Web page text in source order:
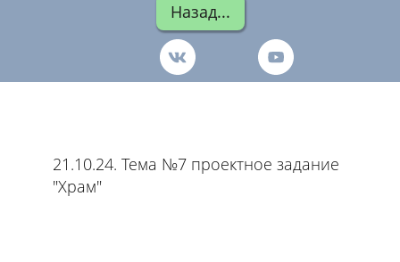
Назад...
21.10.24. Тема №7 проектное задание
"Храм"